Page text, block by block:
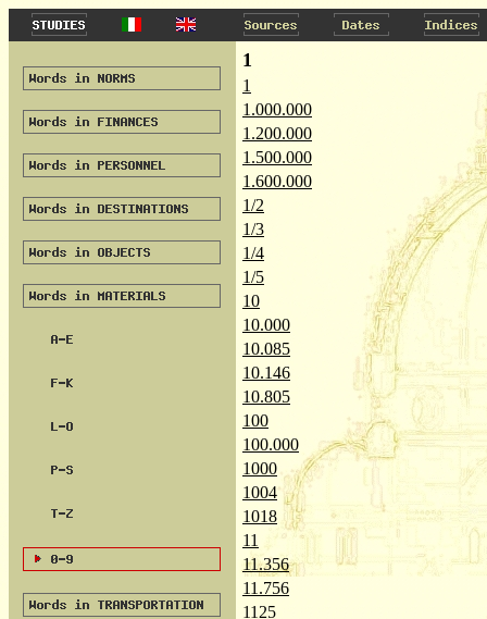
1
1
1.000.000
1.200.000
1.500.000
1.600.000
1/2
1/3
1/4
1/5
10
10.000
10.085
10.146
10.805
100
100.000
1000
1004
1018
11
11.356
11.756
1125